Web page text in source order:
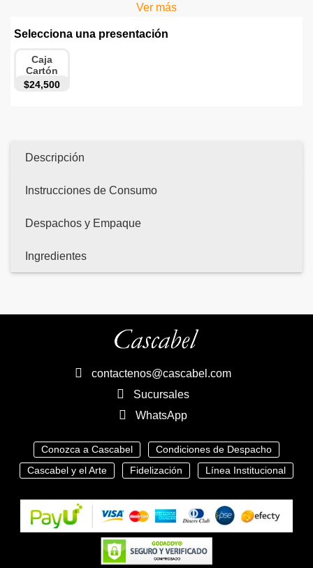
Ver más
Selecciona una presentación
Caja
Cartón
$24,500
Descripción
Instrucciones de Consumo
Despachos y Empaque
Ingredientes
contactenos@cascabel.com
Sucursales
WhatsApp
Conozca a Cascabel
Condiciones de Despacho
Cascabel y el Arte
Fidelización Línea Institucional